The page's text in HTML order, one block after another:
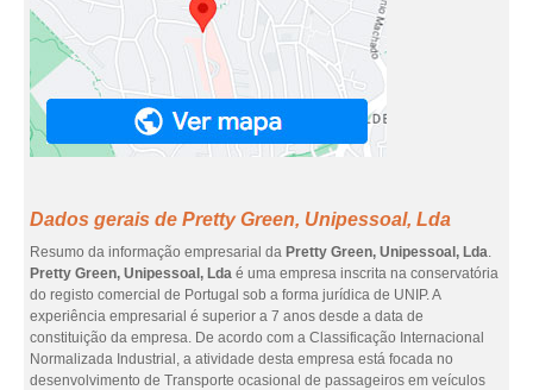
Dados gerais de Pretty Green, Unipessoal, Lda
Resumo da informação empresarial da Pretty Green, Unipessoal, Lda.
Pretty Green, Unipessoal, Lda é uma empresa inscrita na conservatória
do registo comercial de Portugal sob a forma jurídica de UNIP. A
experiência empresarial é superior a 7 anos desde a data de
constituição da empresa. De acordo com a Classificação Internacional
Normalizada Industrial, a atividade desta empresa está focada no
desenvolvimento de Transporte ocasional de passageiros em veículos